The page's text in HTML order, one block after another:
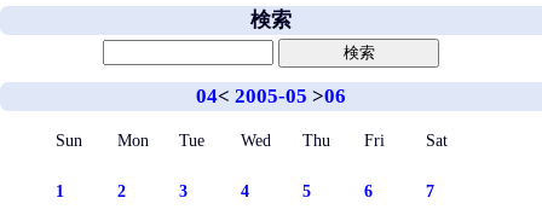
検索
04< 2005-05 >06
Sun Mon Tue Wed Thu Fri Sat
1 2 3 4 5 6 7